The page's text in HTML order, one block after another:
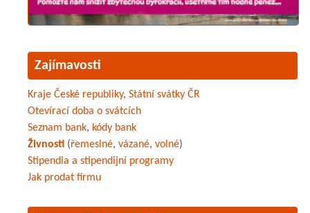
Zajímavosti
Kraje České republiky, Státní svátky ČR
Otevírací doba o svátcích
Seznam bank, kódy bank
Živnosti (řemeslné, vázané, volné)
Stipendia a stipendijní programy
Jak prodat firmu